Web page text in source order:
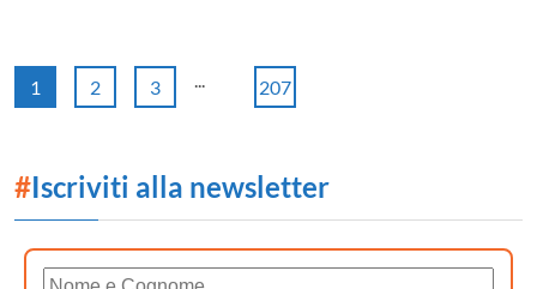
1 2 3 ... 207
#Iscriviti alla newsletter